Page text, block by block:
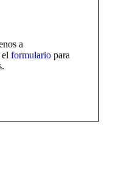
a
formulario para